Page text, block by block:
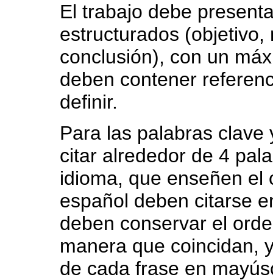
El trabajo debe
estructurados
conclusión), con un
deben contener
definir.
Para las palabras
citar alrededor de 4
idioma, que enseñen el
español deben citarse
deben conservar el
manera que coincidan,
de cada frase en